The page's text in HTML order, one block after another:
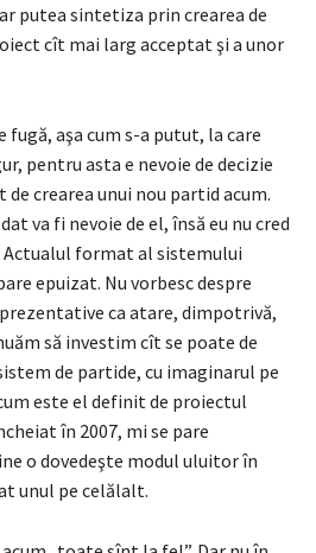
putea sintetiza prin crearea de
cît mai larg acceptat şi a unor
aşa cum s-a putut, la care
pentru asta e nevoie de decizie
crearea unui nou partid acum.
va fi nevoie de el, însă eu nu cred
Actualul format al sistemului
epuizat. Nu vorbesc despre
ca atare, dimpotrivă,
să investim cît se poate de
de partide, cu imaginarul pe
este el definit de proiectul
în 2007, mi se pare
o dovedeşte modul uluitor în
unul pe celălalt.